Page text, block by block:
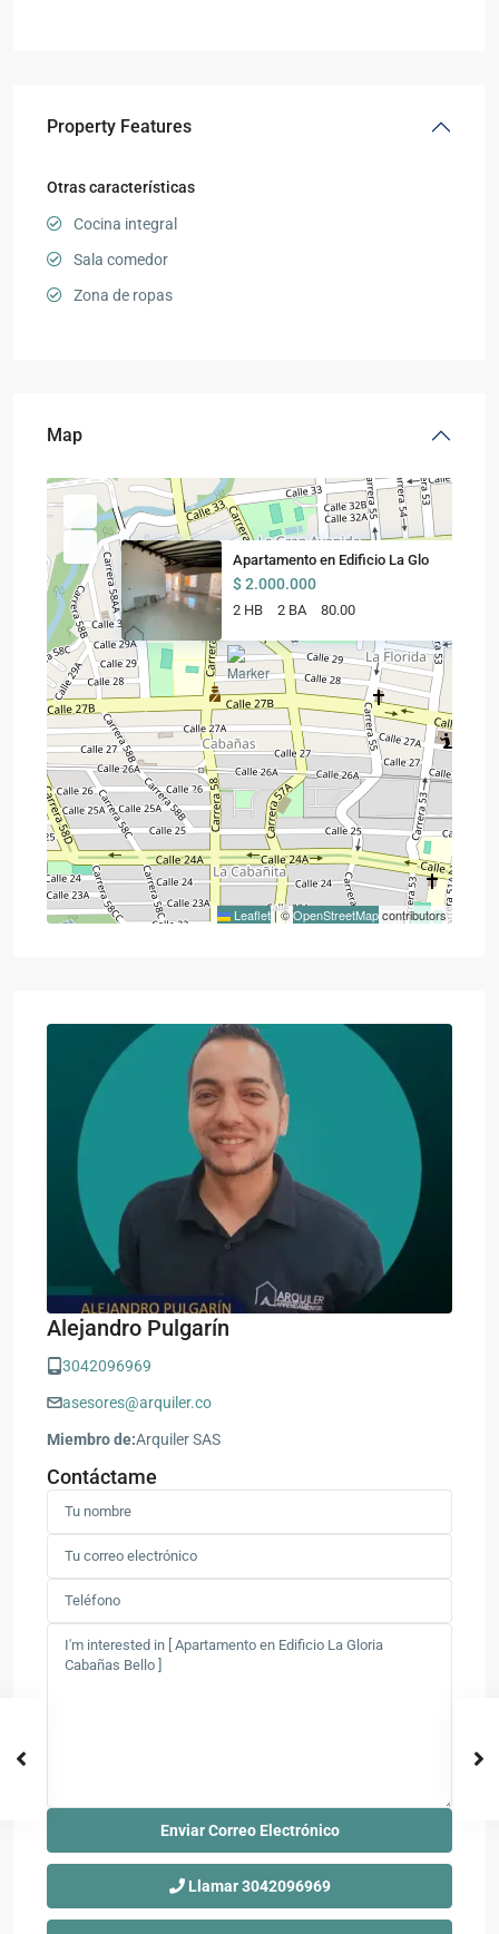
Property Features
Otras características
Cocina integral
Sala comedor
Zona de ropas
Map
Apartamento en Edificio La Glo
$ 2.000.000
2 HB 2 BA 80.00
Leaflet|©OpenStreetMapcontributors
Alejandro Pulgarín
3042096969
asesores@arquiler.co
Miembro de:Arquiler SAS
Contáctame
Llamar3042096969